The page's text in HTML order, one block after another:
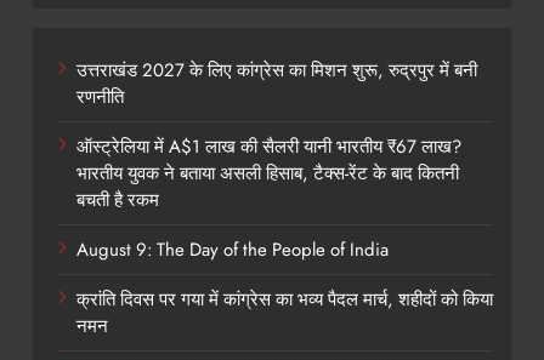
उत्तराखंड 2027 के लिए कांग्रेस का मिशन शुरू, रुद्रपुर में बनी
रणनीति
ऑस्ट्रेलिया में A$1 लाख की सैलरी यानी भारतीय ₹67 लाख?
भारतीय युवक ने बताया असली हिसाब, टैक्स-रेंट के बाद कितनी
बचती है रकम
August 9: The Day of the People of India
क्रांति दिवस पर गया में कांग्रेस का भव्य पैदल मार्च, शहीदों को किया
नमन